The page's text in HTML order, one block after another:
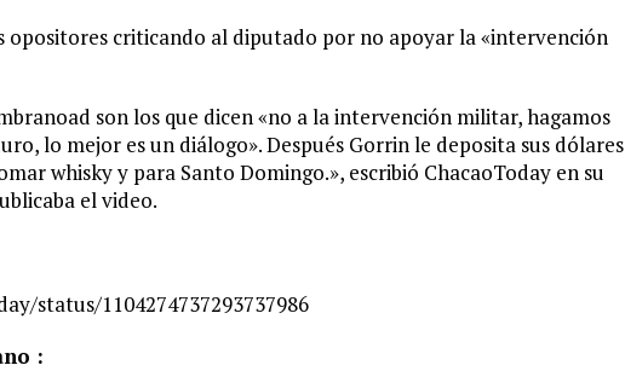
opositores criticando al diputado por no apoyar la «intervención
son los que dicen «no a la intervención militar, hagamos
lo mejor es un diálogo». Después Gorrin le deposita sus dólares
whisky y para Santo Domingo.», escribió ChacaoToday en su
el video.
status/1104274737293737986
: